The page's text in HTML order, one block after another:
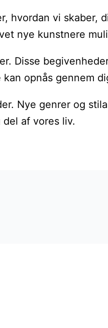
hvordan vi
nye kunstnere
Disse
opnås gennem
Nye genrer og
af vores liv.